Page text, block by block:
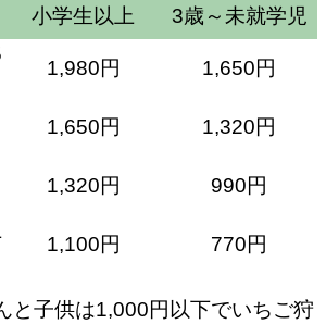
小学生以上
3歳～未就学児
1,980円
1,650円
1,650円
1,320円
1,320円
990円
1,100円 770円
と子供は1,000円以下でいちご狩